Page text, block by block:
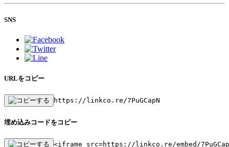
SNS
URLをコピー
https://linkco.re/7PuGCapN
埋め込みコードをコピー
<iframe src=https://linkco.re/embed/